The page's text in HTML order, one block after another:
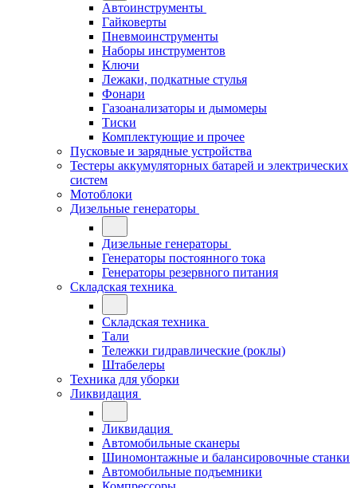
Автоинструменты
Гайковерты
Пневмоинструменты
Наборы инструментов
Ключи
Лежаки, подкатные стулья
Фонари
Газоанализаторы и дымомеры
Тиски
Комплектующие и прочее
Пусковые и зарядные устройства
Тестеры аккумуляторных батарей и электрических
систем
Мотоблоки
Дизельные генераторы
Дизельные генераторы
Генераторы постоянного тока
Генераторы резервного питания
Складская техника
Складская техника
Тали
Тележки гидравлические (роклы)
Штабелеры
Техника для уборки
Ликвидация
Ликвидация
Автомобильные сканеры
Шиномонтажные и балансировочные станки
Автомобильные подъемники